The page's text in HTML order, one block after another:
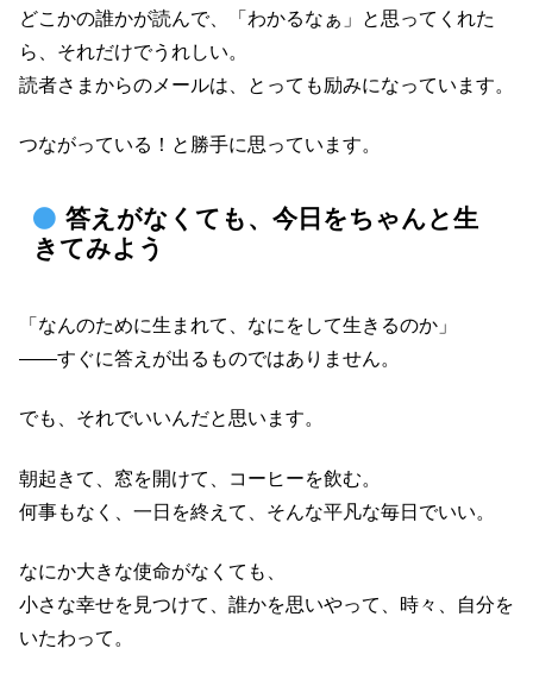
どこかの誰かが読んで、「わかるなぁ」と思ってくれた
ら、それだけでうれしい。
読者さまからのメールは、とっても励みになっています。
つながっている！と勝手に思っています。
答えがなくても、今日をちゃんと生
きてみよう
「なんのために生まれて、なにをして生きるのか」
――すぐに答えが出るものではありません。
でも、それでいいんだと思います。
朝起きて、窓を開けて、コーヒーを飲む。
何事もなく、一日を終えて、そんな平凡な毎日でいい。
なにか大きな使命がなくても、
小さな幸せを見つけて、誰かを思いやって、時々、自分を
いたわって。